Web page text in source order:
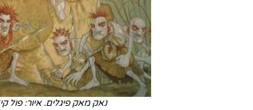
נאק מאק פיגלים. איור: פול